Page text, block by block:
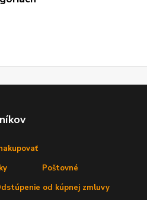
Poštovné
od kúpnej zmluvy